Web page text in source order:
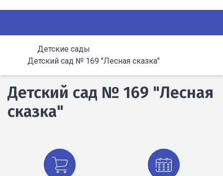
Детские сады
Детский сад № 169 "Лесная сказка"
Детский сад № 169 "Лесная
сказка"